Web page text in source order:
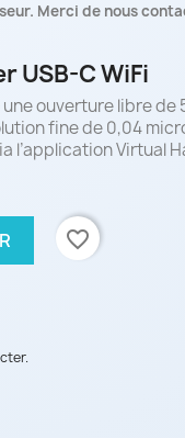
Merci de nous
USB-C WiFi
ouverture libre de
fine de 0,04
Virtual
favorite_border